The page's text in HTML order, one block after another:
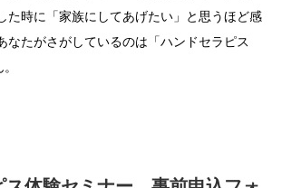
た時に「家族にしてあげたい」と思うほど感
なたがさがしているのは「ハンドセラピス